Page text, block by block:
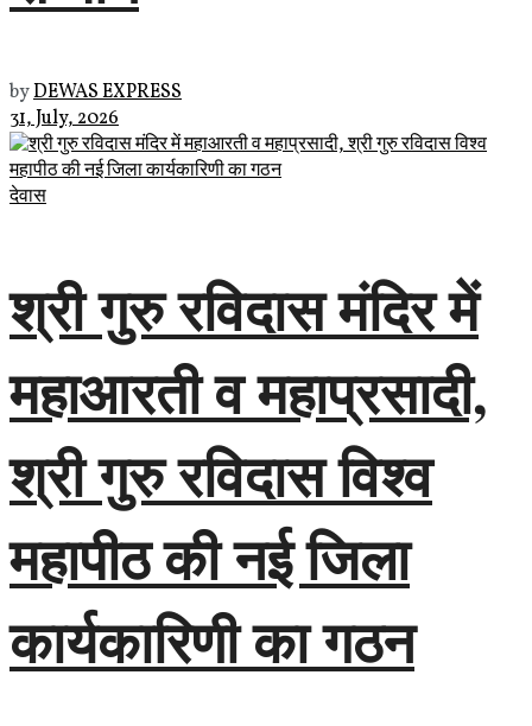
byDEWAS EXPRESS
31, July, 2026
देवास
श्री गुरु रविदास मंदिर में
महाआरती व महाप्रसादी,
श्री गुरु रविदास विश्व
महापीठ की नई जिला
कार्यकारिणी का गठन